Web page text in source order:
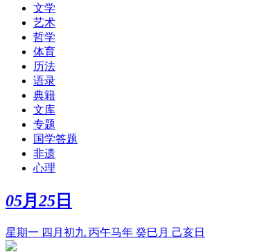
文学
艺术
哲学
体育
历法
语录
典籍
文库
专题
国学答题
非遗
心理
05月 25 日
星期一 四月初九 丙午马年 癸巳月 己亥日